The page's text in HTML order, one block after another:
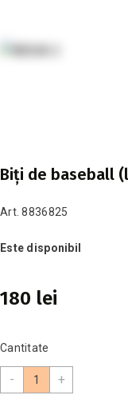
Biţi de baseball
Art. 8836825
Este disponibil
180 lei
Cantitate
- +